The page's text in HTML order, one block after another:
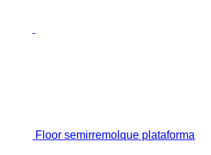
Floor semirremolque plataforma